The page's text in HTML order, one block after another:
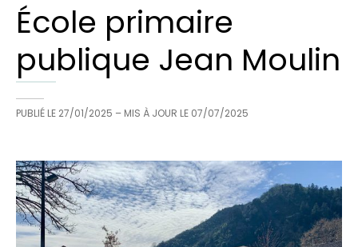
École primaire
publique Jean Moulin
PUBLIÉ LE 27/01/2025 – MIS À JOUR LE 07/07/2025